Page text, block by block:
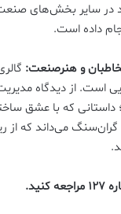
در سایر بخش‌های
داده است.
و هنرصنعت:
است. از دیدگاه مدیریت
که با عشق
گران‌سنگ می‌داند که